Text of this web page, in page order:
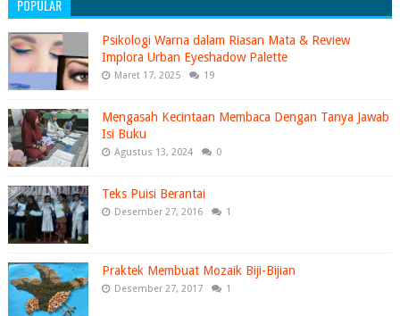
POPULAR
Psikologi Warna dalam Riasan Mata & Review
Implora Urban Eyeshadow Palette
Maret 17, 2025 19
Mengasah Kecintaan Membaca Dengan Tanya Jawab
Isi Buku
Agustus 13, 2024 0
Teks Puisi Berantai
Desember 27, 2016 1
Praktek Membuat Mozaik Biji-Bijian
Desember 27, 2017 1